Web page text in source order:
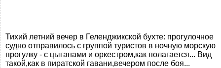
Тихий летний вечер в Геленджикской бухте: прогулочное
судно отправилось с группой туристов в ночную морскую
прогулку - с цыганами и оркестром,как полагается... Вид
такой,как в пиратской гавани,вечером после боя...